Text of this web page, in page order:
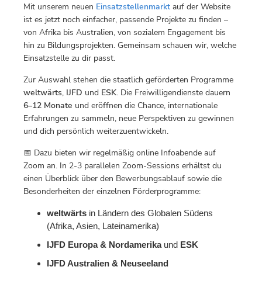
Mit unserem neuen Einsatzstellenmarkt auf der Website
ist es jetzt noch einfacher, passende Projekte zu finden –
von Afrika bis Australien, von sozialem Engagement bis
hin zu Bildungsprojekten. Gemeinsam schauen wir, welche
Einsatzstelle zu dir passt.
Zur Auswahl stehen die staatlich geförderten Programme
weltwärts, IJFD und ESK. Die Freiwilligendienste dauern
6–12 Monate und eröffnen die Chance, internationale
Erfahrungen zu sammeln, neue Perspektiven zu gewinnen
und dich persönlich weiterzuentwickeln.
📅 Dazu bieten wir regelmäßig online Infoabende auf
Zoom an. In 2-3 parallelen Zoom-Sessions erhältst du
einen Überblick über den Bewerbungsablauf sowie die
Besonderheiten der einzelnen Förderprogramme:
weltwärts in Ländern des Globalen Südens
(Afrika, Asien, Lateinamerika)
IJFD Europa & Nordamerikaund ESK
IJFD Australien & Neuseeland